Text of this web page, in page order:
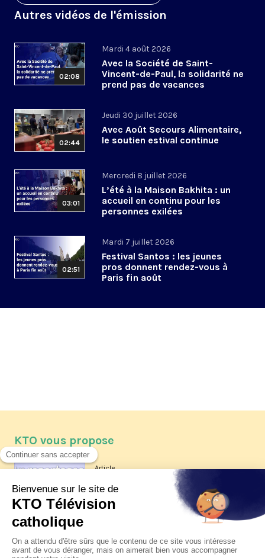
Autres vidéos de l'émission
02:08
Mardi 4 août 2026
Avec la Société de Saint-
Vincent-de-Paul, la solidarité ne
prend pas de vacances
02:44
Jeudi 30 juillet 2026
Avec Août Secours Alimentaire,
le soutien estival continue
03:01
Mercredi 8 juillet 2026
L’été à la Maison Bakhita : un
accueil en continu pour les
personnes exilées
02:51
Mardi 7 juillet 2026
Festival Santos : les jeunes
pros donnent rendez-vous à
Paris fin août
KTO vous propose
Article
Les reportages d'été 2026 de KTO
La visite pastorale du pape Léon
XIV à Assise à suivre sur KTO le
jeudi 6 août